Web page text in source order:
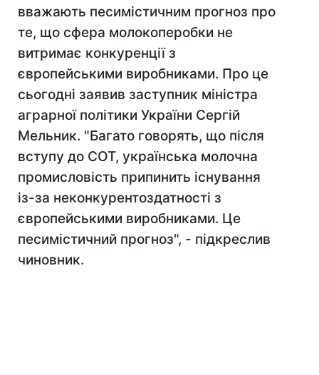
вважають песимістичним прогноз про
те, що сфера молокоперобки не
витримає конкуренції з
європейськими виробниками. Про це
сьогодні заявив заступник міністра
аграрної політики України Сергій
Мельник. "Багато говорять, що після
вступу до СОТ, українська молочна
промисловість припинить існування
із-за неконкурентоздатності з
європейськими виробниками. Це
песимістичний прогноз", - підкреслив
чиновник.